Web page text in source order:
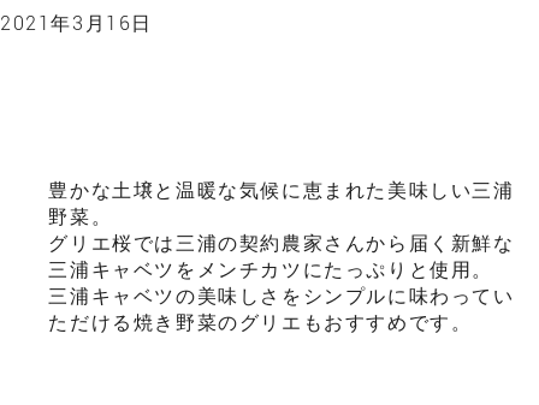
2021年3月16日
豊かな土壌と温暖な気候に恵まれた美味しい三浦
野菜。
グリエ桜では三浦の契約農家さんから届く新鮮な
三浦キャベツをメンチカツにたっぷりと使用。
三浦キャベツの美味しさをシンプルに味わってい
ただける焼き野菜のグリエもおすすめです。